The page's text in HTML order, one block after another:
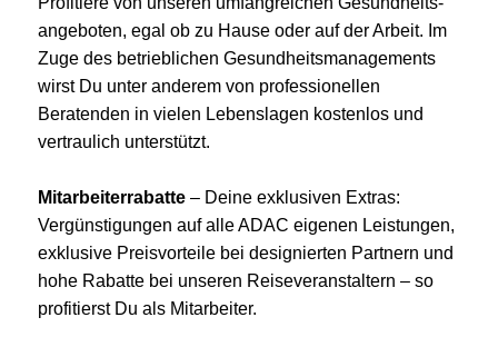
angeboten, egal ob zu Hause oder auf der Arbeit. Im
Zuge des betrieblichen Gesundheits­managements
wirst Du unter anderem von professionellen
Beratenden in vielen Lebens­lagen kostenlos und
vertraulich unterstützt.
Mitarbeiterrabatte – Deine exklusiven Extras:
Vergünstigungen auf alle ADAC eigenen Leistungen,
exklusive Preisvorteile bei designierten Partnern und
hohe Rabatte bei unseren Reiseveranstaltern – so
profitierst Du als Mitarbeiter.